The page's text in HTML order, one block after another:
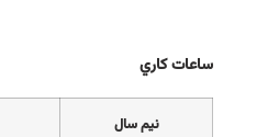
ساعات كاري
نيم سال